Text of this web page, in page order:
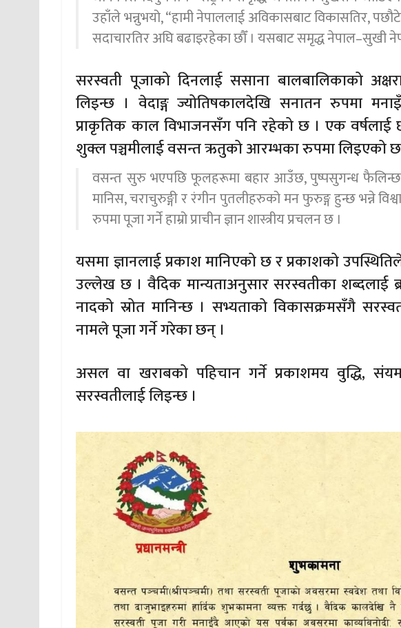
उहाँले भन्नुभयो, “हामी नेपाललाई अविकासबाट विकासतिर,
सदाचारतिर अघि बढाइरहेका छौँ । यसबाट समृद्ध नेपाल–सुखी
सरस्वती पूजाको दिनलाई ससाना बालबालिकाको
लिइन्छ । वेदाङ्ग ज्योतिषकालदेखि सनातन रुपमा
प्राकृतिक काल विभाजनसँग पनि रहेको छ । एक वर्षलाई
शुक्ल पञ्चमीलाई वसन्त ऋतुको आरम्भका रुपमा लिइएको छ
वसन्त सुरु भएपछि फूलहरूमा बहार आउँछ, पुष्पसुगन्ध
मानिस, चराचुरुङ्गी र रंगीन पुतलीहरुको मन फुरुङ्ग हुन्छ भन्ने
रुपमा पूजा गर्ने हाम्रो प्राचीन ज्ञान शास्त्रीय प्रचलन छ ।
यसमा ज्ञानलाई प्रकाश मानिएको छ र प्रकाशको
उल्लेख छ । वैदिक मान्यताअनुसार सरस्वतीका शब्दलाई
नादको स्रोत मानिन्छ । सभ्यताको विकासक्रमसँगै
नामले पूजा गर्ने गरेका छन् ।
असल वा खराबको पहिचान गर्ने प्रकाशमय वुद्धि,
सरस्वतीलाई लिइन्छ ।